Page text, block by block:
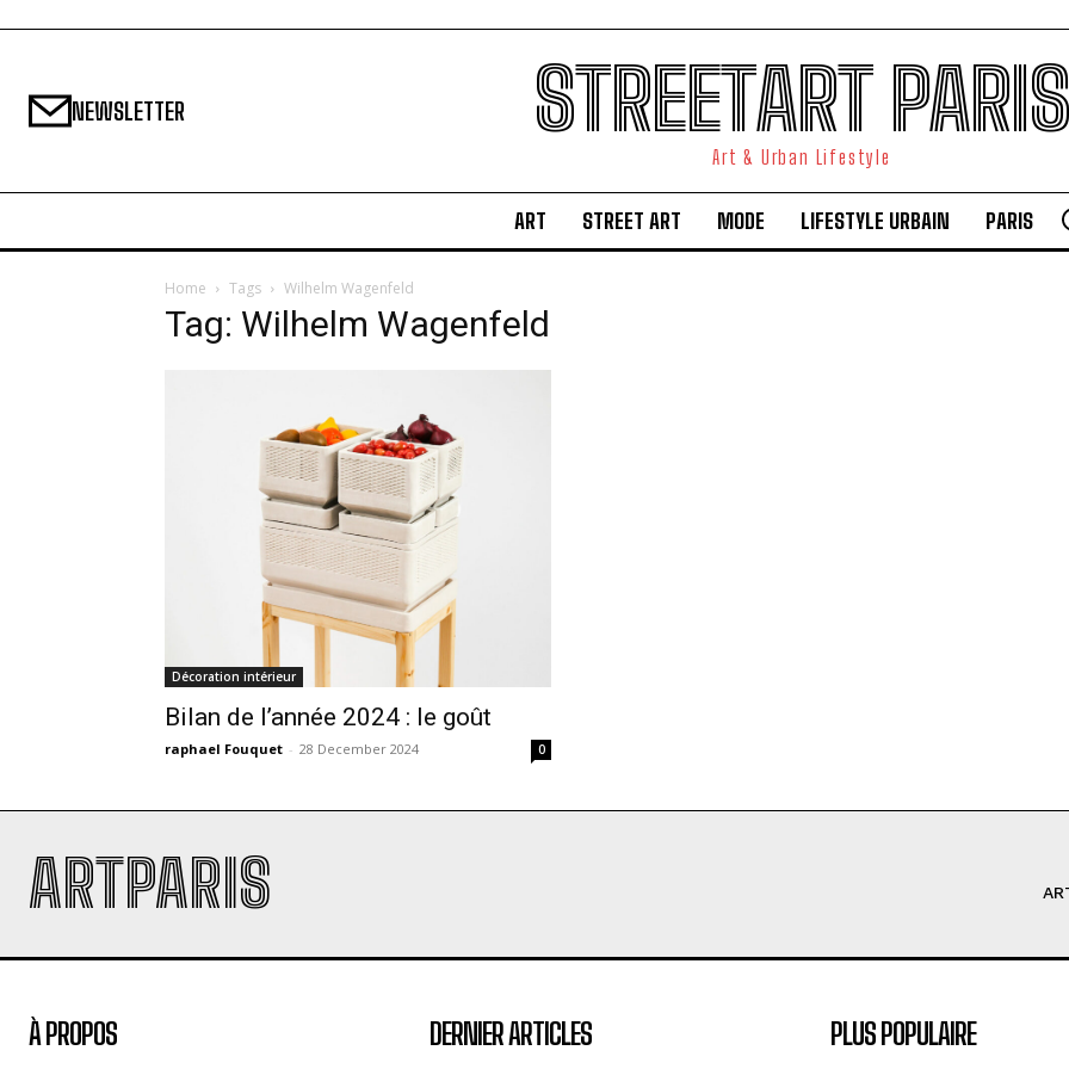
NEWSLETTER STREETART PARIS
Art & Urban Lifestyle
ART STREET ART MODE LIFESTYLE URBAIN PARIS
Home Tags Wilhelm Wagenfeld
Tag: Wilhelm Wagenfeld
Décoration intérieur
Bilan de l’année 2024 : le goût
raphael Fouquet - 28 December 2024 0
ARTPARIS
À PROPOS DERNIER ARTICLES PLUS POPULAIRE